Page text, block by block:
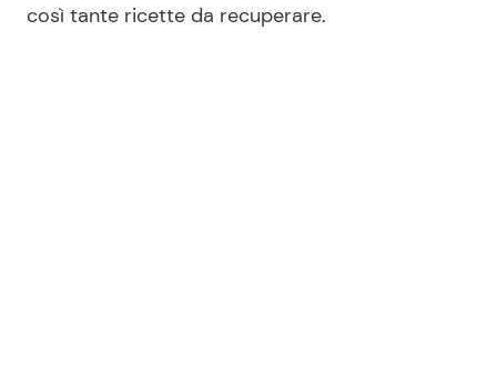
Ricette Feste
così tante ricette da recuperare.